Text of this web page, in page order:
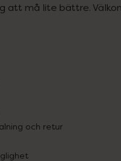
att må lite bättre.
och retur